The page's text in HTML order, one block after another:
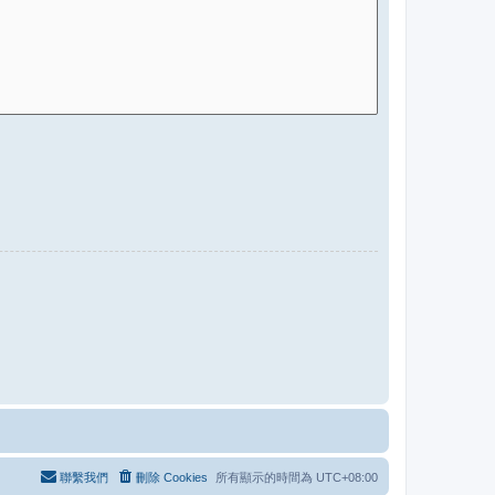
所有顯示的時間為 UTC+08:00
刪除 Cookies
聯繫我們